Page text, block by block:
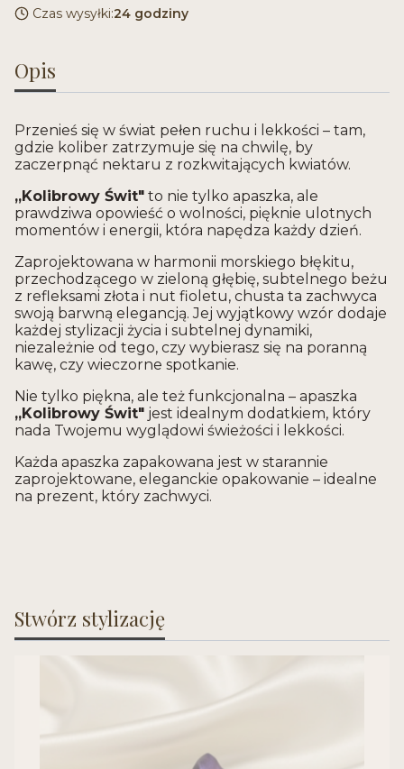
Czas wysyłki:24 godziny
Opis
Przenieś się w świat pełen ruchu i lekkości – tam,
gdzie koliber zatrzymuje się na chwilę, by
zaczerpnąć nektaru z rozkwitających kwiatów.
„Kolibrowy Świt" to nie tylko apaszka, ale
prawdziwa opowieść o wolności, pięknie ulotnych
momentów i energii, która napędza każdy dzień.
Zaprojektowana w harmonii morskiego błękitu,
przechodzącego w zieloną głębię, subtelnego beżu
z refleksami złota i nut fioletu, chusta ta zachwyca
swoją barwną elegancją. Jej wyjątkowy wzór dodaje
każdej stylizacji życia i subtelnej dynamiki,
niezależnie od tego, czy wybierasz się na poranną
kawę, czy wieczorne spotkanie.
Nie tylko piękna, ale też funkcjonalna – apaszka
„Kolibrowy Świt" jest idealnym dodatkiem, który
nada Twojemu wyglądowi świeżości i lekkości.
Każda apaszka zapakowana jest w starannie
zaprojektowane, eleganckie opakowanie – idealne
na prezent, który zachwyci.
Stwórz stylizację